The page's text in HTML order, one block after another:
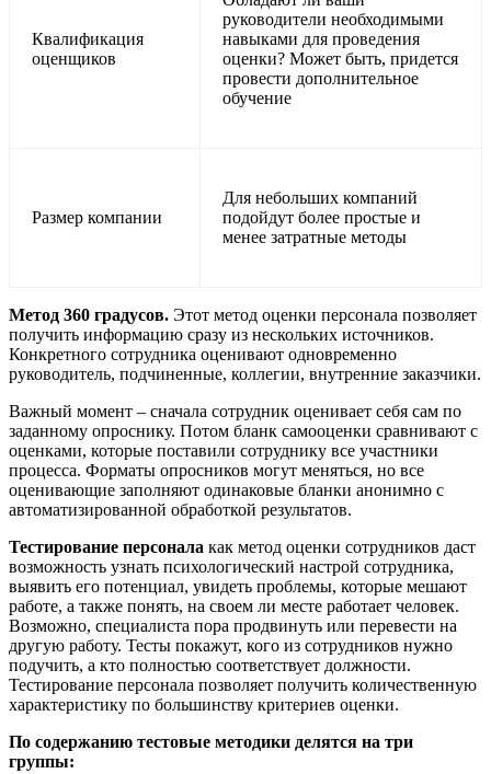
Квалификация
оценщиков
руководители необходимыми
навыками для проведения
оценки? Может быть, придется
провести дополнительное
обучение
Размер компании
Для небольших компаний
подойдут более простые и
менее затратные методы
Метод 360 градусов. Этот метод оценки персонала позволяет
получить информацию сразу из нескольких источников.
Конкретного сотрудника оценивают одновременно
руководитель, подчиненные, коллегии, внутренние заказчики.
Важный момент – сначала сотрудник оценивает себя сам по
заданному опроснику. Потом бланк самооценки сравнивают с
оценками, которые поставили сотруднику все участники
процесса. Форматы опросников могут меняться, но все
оценивающие заполняют одинаковые бланки анонимно с
автоматизированной обработкой результатов.
Тестирование персонала как метод оценки сотрудников даст
возможность узнать психологический настрой сотрудника,
выявить его потенциал, увидеть проблемы, которые мешают
работе, а также понять, на своем ли месте работает человек.
Возможно, специалиста пора продвинуть или перевести на
другую работу. Тесты покажут, кого из сотрудников нужно
подучить, а кто полностью соответствует должности.
Тестирование персонала позволяет получить количественную
характеристику по большинству критериев оценки.
По содержанию тестовые методики делятся на три
группы: